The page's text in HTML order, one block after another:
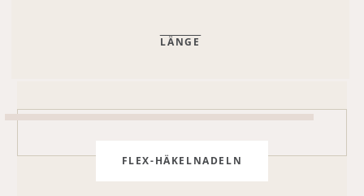
LÄNGE
FLEX-HÄKELNADELN